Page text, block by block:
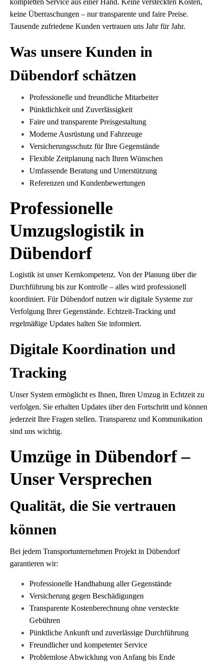
kompletten Service aus einer Hand. Keine versteckten Kosten,
keine Überraschungen – nur transparente und faire Preise.
Tausende zufriedene Kunden vertrauen uns Jahr für Jahr.
Was unsere Kunden in
Dübendorf schätzen
Professionelle und freundliche Mitarbeiter
Pünktlichkeit und Zuverlässigkeit
Faire und transparente Preisgestaltung
Moderne Ausrüstung und Fahrzeuge
Versicherungsschutz für Ihre Gegenstände
Flexible Zeitplanung nach Ihren Wünschen
Umfassende Beratung und Unterstützung
Referenzen und Kundenbewertungen
Professionelle
Umzugslogistik in
Dübendorf
Logistik ist unser Kernkompetenz. Von der Planung über die
Durchführung bis zur Kontrolle – alles wird professionell
koordiniert. Für Dübendorf nutzen wir digitale Systeme zur
Verfolgung Ihrer Gegenstände. Echtzeit-Tracking und
regelmäßige Updates halten Sie informiert.
Digitale Koordination und
Tracking
Unser System ermöglicht es Ihnen, Ihren Umzug in Echtzeit zu
verfolgen. Sie erhalten Updates über den Fortschritt und können
jederzeit Ihre Fragen stellen. Transparenz und Kommunikation
sind uns wichtig.
Umzüge in Dübendorf –
Unser Versprechen
Qualität, die Sie vertrauen
können
Bei jedem Transportunternehmen Projekt in Dübendorf
garantieren wir:
Professionelle Handhabung aller Gegenstände
Versicherung gegen Beschädigungen
Transparente Kostenberechnung ohne versteckte
Gebühren
Pünktliche Ankunft und zuverlässige Durchführung
Freundlicher und kompetenter Service
Problemlose Abwicklung von Anfang bis Ende